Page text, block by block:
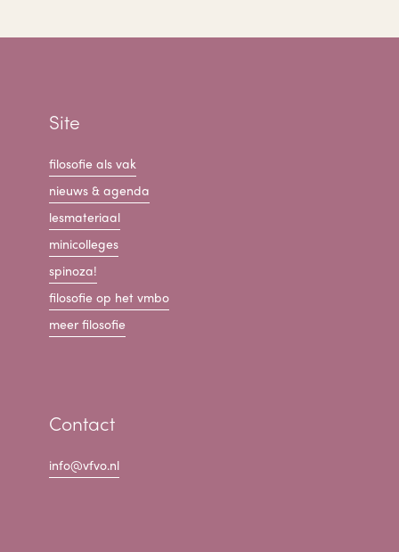
Site
filosofie als vak
nieuws & agenda
lesmateriaal
minicolleges
spinoza!
filosofie op het vmbo
meer filosofie
Contact
info@vfvo.nl